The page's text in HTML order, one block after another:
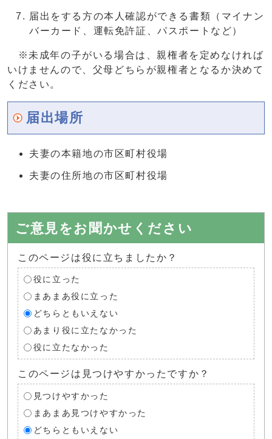
届出をする方の本人確認ができる書類（マイナン
バーカード、運転免許証、パスポートなど）
※未成年の子がいる場合は、親権者を定めなければ
いけませんので、父母どちらが親権者となるか決めて
ください。
届出場所
夫妻の本籍地の市区町村役場
夫妻の住所地の市区町村役場
ご意見をお聞かせください
このページは役に立ちましたか？
役に立った
まあまあ役に立った
どちらともいえない
あまり役に立たなかった
役に立たなかった
このページは見つけやすかったですか？
見つけやすかった
まあまあ見つけやすかった
どちらともいえない